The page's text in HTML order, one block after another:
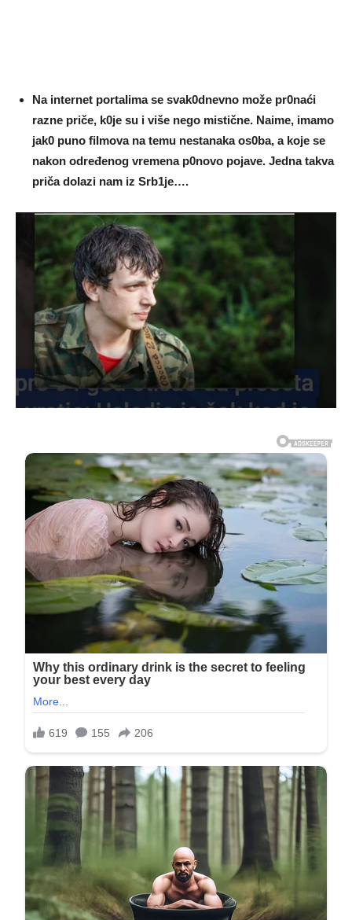
Na internet portaIima se svak0dnevno može pr0naći
razne priče, k0je su i više nego mistične. Naime, imamo
jak0 puno fiImova na temu nestanaka os0ba, a koje se
nakon određenog vremena p0novo pojave. Jedna takva
priča doIazi nam iz Srb1je….